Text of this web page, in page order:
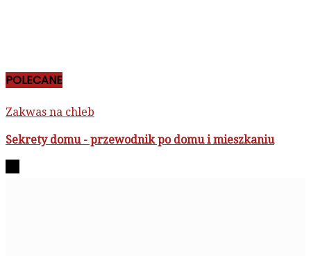
POLECANE
Zakwas na chleb
Sekrety domu - przewodnik po domu i mieszkaniu